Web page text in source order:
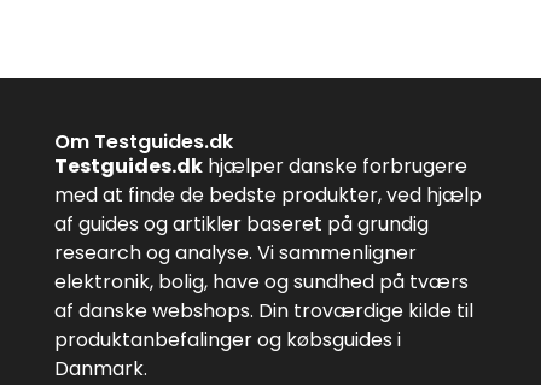
Om Testguides.dk
Testguides.dk hjælper danske forbrugere
med at finde de bedste produkter, ved hjælp
af guides og artikler baseret på grundig
research og analyse. Vi sammenligner
elektronik, bolig, have og sundhed på tværs
af danske webshops. Din troværdige kilde til
produktanbefalinger og købsguides i
Danmark.